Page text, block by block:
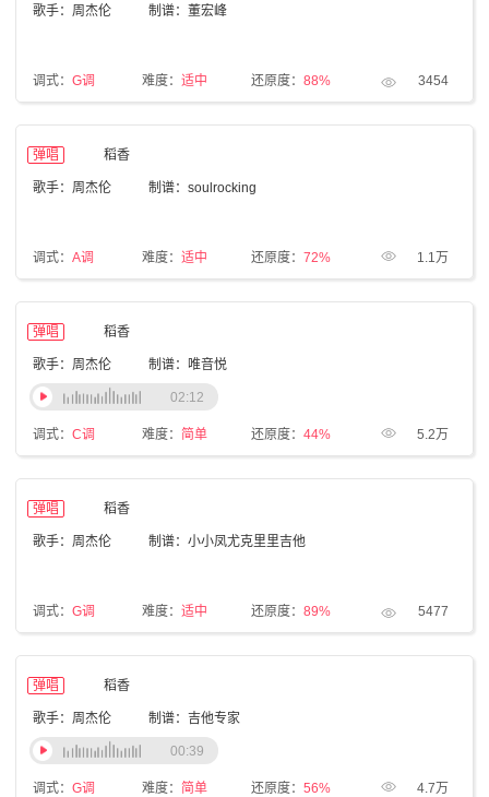
歌手：周杰伦 制谱：董宏峰
调式： G调 难度： 适中 还原度： 88% 3454
弹唱 稻香
歌手：周杰伦 制谱：soulrocking
调式： A调 难度： 适中 还原度： 72% 1.1万
弹唱 稻香
歌手：周杰伦 制谱：唯音悦
调式： C调 难度： 简单 还原度： 44% 5.2万
02:12
弹唱 稻香
歌手：周杰伦 制谱：小小凤尤克里里吉他
调式： G调 难度： 适中 还原度： 89% 5477
弹唱 稻香
歌手：周杰伦 制谱：吉他专家
调式： G调 难度： 简单 还原度： 56% 4.7万
00:39